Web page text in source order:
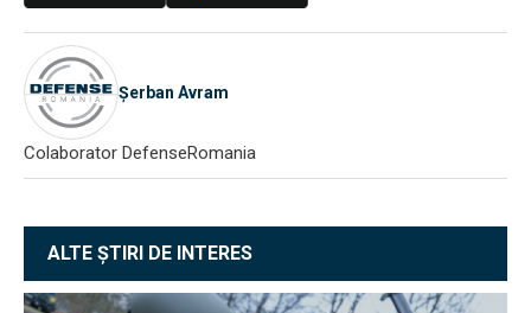
Șerban Avram
Colaborator DefenseRomania
ALTE ȘTIRI DE INTERES